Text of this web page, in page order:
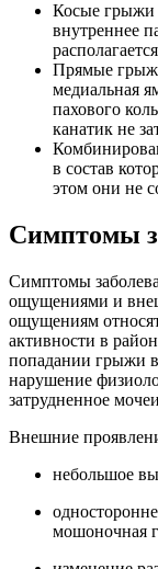
Косые
внутреннее
Прямые
медиальная
пахового
канатик не
в состав
этом они не
Симптомы
Симптомы
ощущениями и
ощущениям
активности в
попадании грыжи
нарушение
затрудненное
Внешние
небольшое
мошоночная